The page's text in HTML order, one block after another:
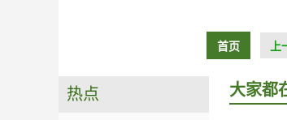
首页 上
热点 大家都